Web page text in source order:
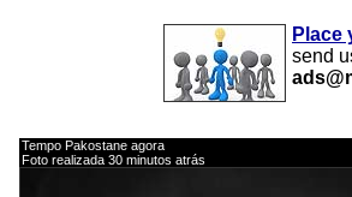
Place
send
Tempo Pakostane agora
Foto realizada 30 minutos atrás